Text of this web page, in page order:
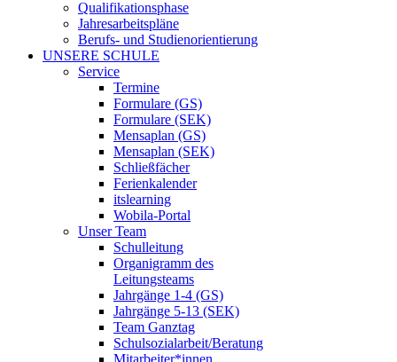
Qualifikationsphase
Jahresarbeitspläne
Berufs- und Studienorientierung
UNSERE SCHULE
Service
Termine
Formulare (GS)
Formulare (SEK)
Mensaplan (GS)
Mensaplan (SEK)
Schließfächer
Ferienkalender
itslearning
Wobila-Portal
Unser Team
Schulleitung
Organigramm des
Leitungsteams
Jahrgänge 1-4 (GS)
Jahrgänge 5-13 (SEK)
Team Ganztag
Schulsozialarbeit/Beratung
Mitarbeiter*innen